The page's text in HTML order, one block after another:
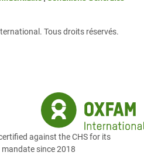
Tous droits réservés.
against the CHS for its
since 2018